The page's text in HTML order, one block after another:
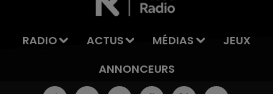
RADIO ACTUS MÉDIAS
JEUX
ANNONCEURS